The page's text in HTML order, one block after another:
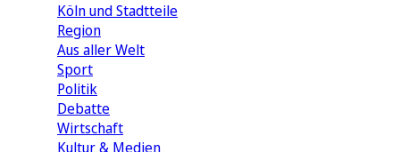
Köln und Stadtteile
Region
Aus aller Welt
Sport
Politik
Debatte
Wirtschaft
Kultur & Medien